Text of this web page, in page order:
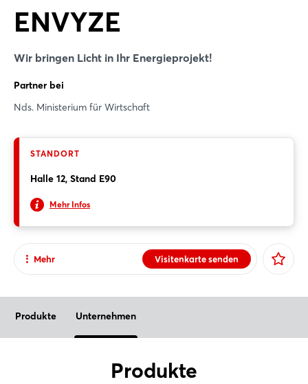
ENVYZE
Wir bringen Licht in Ihr Energieprojekt!
Partner bei
Nds. Ministerium für Wirtschaft
STANDORT
Halle 12, Stand E90
Mehr Infos
Visitenkarte senden
Mehr
Produkte Unternehmen
Produkte
Die strategische Phase ist der Ausgangspunkt jedes
Komplexität zu reduzieren, Ziele zu definieren und
resiliente Konzepte zu entwickeln, die langfristig ...